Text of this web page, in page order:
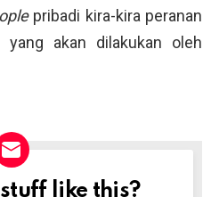
pribadi kira-kira peranan
akan dilakukan oleh
like this?